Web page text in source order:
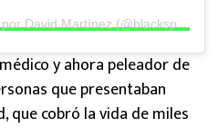
Una publicación compartida por David Martínez (@blackspartan_official)
y ahora peleador de
que presentaban
que cobró la vida de miles